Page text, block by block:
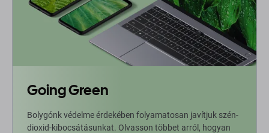
Going Green
Bolygónk védelme érdekében folyamatosan javítjuk szén-
dioxid-kibocsátásunkat. Olvasson többet arról, hogyan